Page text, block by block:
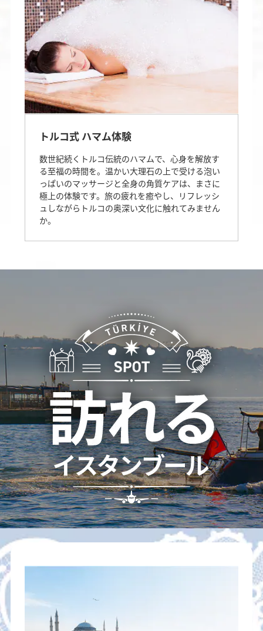
トルコ式 ハマム体験
数世紀続くトルコ伝統のハマムで、心身を解放す
る至福の時間を。温かい大理石の上で受ける泡い
っぱいのマッサージと全身の角質ケアは、まさに
極上の体験です。旅の疲れを癒やし、リフレッシ
ュしながらトルコの奥深い文化に触れてみません
か。